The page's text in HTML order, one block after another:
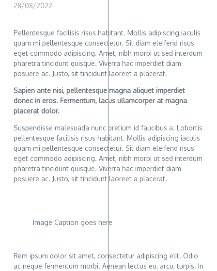
28/08/2022
Pellentesque facilisis risus habitant. Mollis adipiscing iaculis
quam mi pellentesque consectetur. Sit diam eleifend risus
eget commodo adipiscing. Amet, nibh morbi ut sed interdum
pharetra tincidunt quisque. Viverra hac imperdiet diam
posuere ac. Justo, sit tincidunt laoreet a placerat.
Sapien ante nisi, pellentesque magna aliquet imperdiet
donec in eros. Fermentum, lacus ullamcorper at magna
placerat dolor.
Suspendisse malesuada nunc pretium id faucibus a. Lobortis
pellentesque facilisis risus habitant. Mollis adipiscing iaculis
quam mi pellentesque consectetur. Sit diam eleifend risus
eget commodo adipiscing. Amet, nibh morbi ut sed interdum
pharetra tincidunt quisque. Viverra hac imperdiet diam
posuere ac. Justo, sit tincidunt laoreet a placerat.
Image Caption goes here
Rem ipsum dolor sit amet, consectetur adipiscing elit. Odio
ac neque fermentum morbi. Aenean lectus eu, arcu, turpis. In